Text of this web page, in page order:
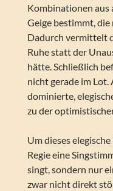
Kombinationen aus
Geige bestimmt,
Dadurch vermittelt
Ruhe statt der
hätte. Schließlich
nicht gerade im
dominierte,
zu der
Um dieses
Regie eine
singt, sondern nur
zwar nicht direkt